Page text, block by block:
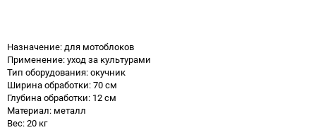
Назначение: для мотоблоков
Применение: уход за культурами
Тип оборудования: окучник
Ширина обработки: 70 см
Глубина обработки: 12 см
Материал: металл
Вес: 20 кг